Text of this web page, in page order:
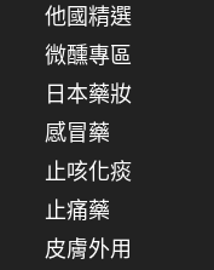
他國精選
微醺專區
日本藥妝
感冒藥
止咳化痰
止痛藥
皮膚外用